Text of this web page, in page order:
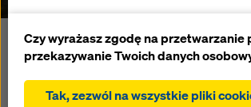
Wyrafinowany architektonicznie stadion
może pomieścić 68.000 widzów i
przepuszczająca światło osłona budowli.
harmonogram budowy i duża liczba
ciągłe ulepszanie funkcjonalności
internetowej (funkcjonalne i
ułatwienie sprawnego procesu
Czy wyrażasz zgodę na przetwarzanie
przekazywanie Twoich danych
Tak, zezwól na wszystkie pliki